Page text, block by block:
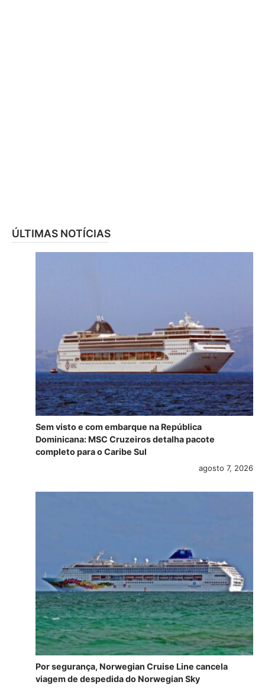
ÚLTIMAS NOTÍCIAS
Sem visto e com embarque na República
Dominicana: MSC Cruzeiros detalha pacote
completo para o Caribe Sul
agosto 7, 2026
Por segurança, Norwegian Cruise Line cancela
viagem de despedida do Norwegian Sky